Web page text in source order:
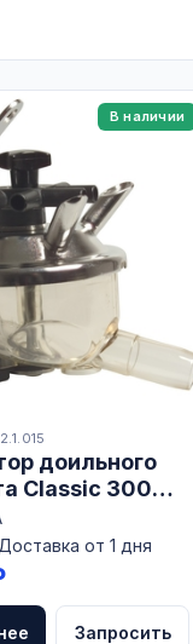
зале
В наличии
доильного
Classic 300
Доставка от 1 дня
Запросить